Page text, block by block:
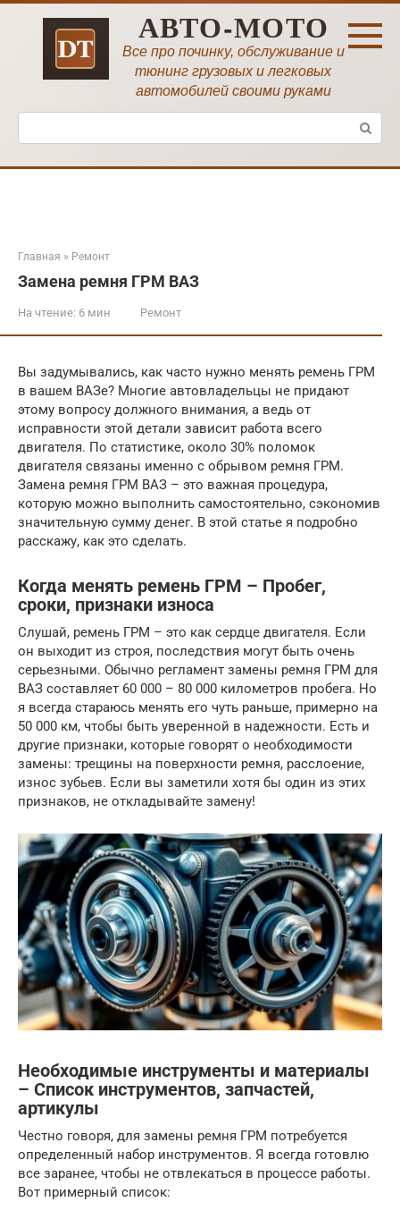
Перейти
АВТО-МОТО
Все про починку, обслуживание и
тюнинг грузовых и легковых
автомобилей своими руками
Поиск:
Главная » Ремонт
Замена ремня ГРМ ВАЗ
На чтение: 6 мин Ремонт
Вы задумывались, как часто нужно менять ремень ГРМ
в вашем ВАЗе? Многие автовладельцы не придают
этому вопросу должного внимания, а ведь от
исправности этой детали зависит работа всего
двигателя. По статистике, около 30% поломок
двигателя связаны именно с обрывом ремня ГРМ.
Замена ремня ГРМ ВАЗ – это важная процедура,
которую можно выполнить самостоятельно, сэкономив
значительную сумму денег. В этой статье я подробно
расскажу, как это сделать.
Когда менять ремень ГРМ – Пробег,
сроки, признаки износа
Слушай, ремень ГРМ – это как сердце двигателя. Если
он выходит из строя, последствия могут быть очень
серьезными. Обычно регламент замены ремня ГРМ для
ВАЗ составляет 60 000 – 80 000 километров пробега. Но
я всегда стараюсь менять его чуть раньше, примерно на
50 000 км, чтобы быть уверенной в надежности. Есть и
другие признаки, которые говорят о необходимости
замены: трещины на поверхности ремня, расслоение,
износ зубьев. Если вы заметили хотя бы один из этих
признаков, не откладывайте замену!
Необходимые инструменты и материалы
– Список инструментов, запчастей,
артикулы
Честно говоря, для замены ремня ГРМ потребуется
определенный набор инструментов. Я всегда готовлю
все заранее, чтобы не отвлекаться в процессе работы.
Вот примерный список: